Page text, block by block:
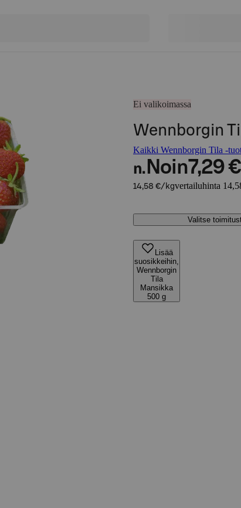
Ei valikoimassa
Wennborgin
Kaikki Wennborgin Tila -
n. Noin7,29 €
14,58 €/kgvertailuhinta
Valitse
Lisää
suosikkeihin,
Wennborgin
Tila
Mansikka
500 g